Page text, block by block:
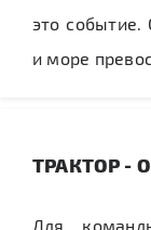
это событие.
и море
ТРАКТОР -
Для